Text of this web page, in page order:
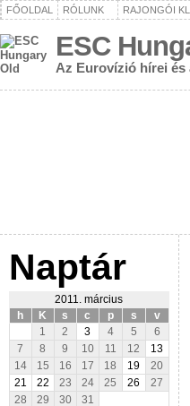
FŐOLDAL RÓLUNK RAJONGÓI
ESC
Az Eurovízió hírei
Naptár
2011. március
h
K s c p s
v
1
2 3 4 5
6
7
8 9 10 11 12
13
14
15 16 17 18 19
20
21
22 23 24 25 26
27
28
29 30 31